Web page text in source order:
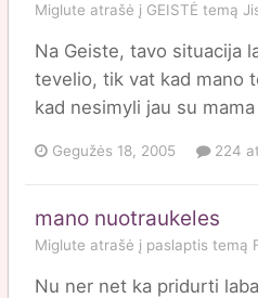
Miglute atrašė į GEISTĖ temą
Na Geiste, tavo situacija
tevelio, tik vat kad mano
kad nesimyli jau su
Gegužės 18, 2005 224
mano nuotraukeles
Miglute atrašė į paslaptis temą
Nu ner net ka pridurti